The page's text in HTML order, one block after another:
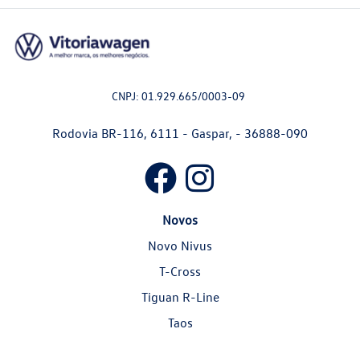
CNPJ: 01.929.665/0003-09
Rodovia BR-116, 6111 - Gaspar, - 36888-090
Novos
Novo Nivus
T-Cross
Tiguan R-Line
Taos